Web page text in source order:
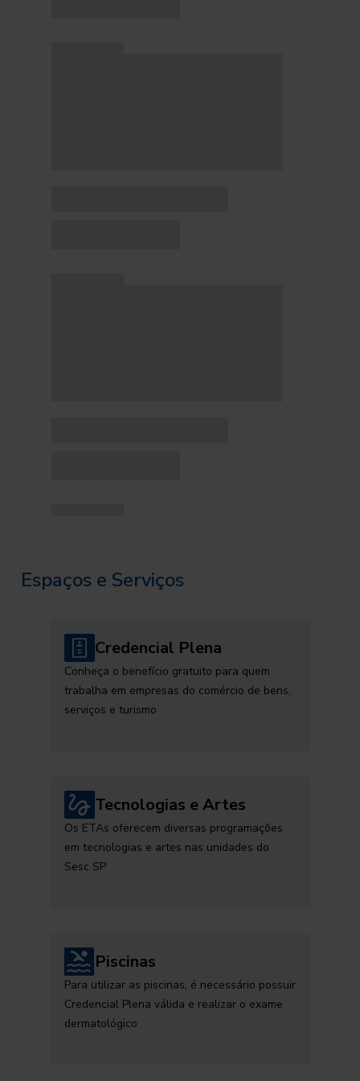
Espaços e Serviços
Credencial Plena
Conheça o benefício gratuito para quem
trabalha em empresas do comércio de bens,
serviços e turismo
Tecnologias e Artes
Os ETAs oferecem diversas programações
em tecnologias e artes nas unidades do
Sesc SP
Piscinas
Para utilizar as piscinas, é necessário possuir
Credencial Plena válida e realizar o exame
dermatológico